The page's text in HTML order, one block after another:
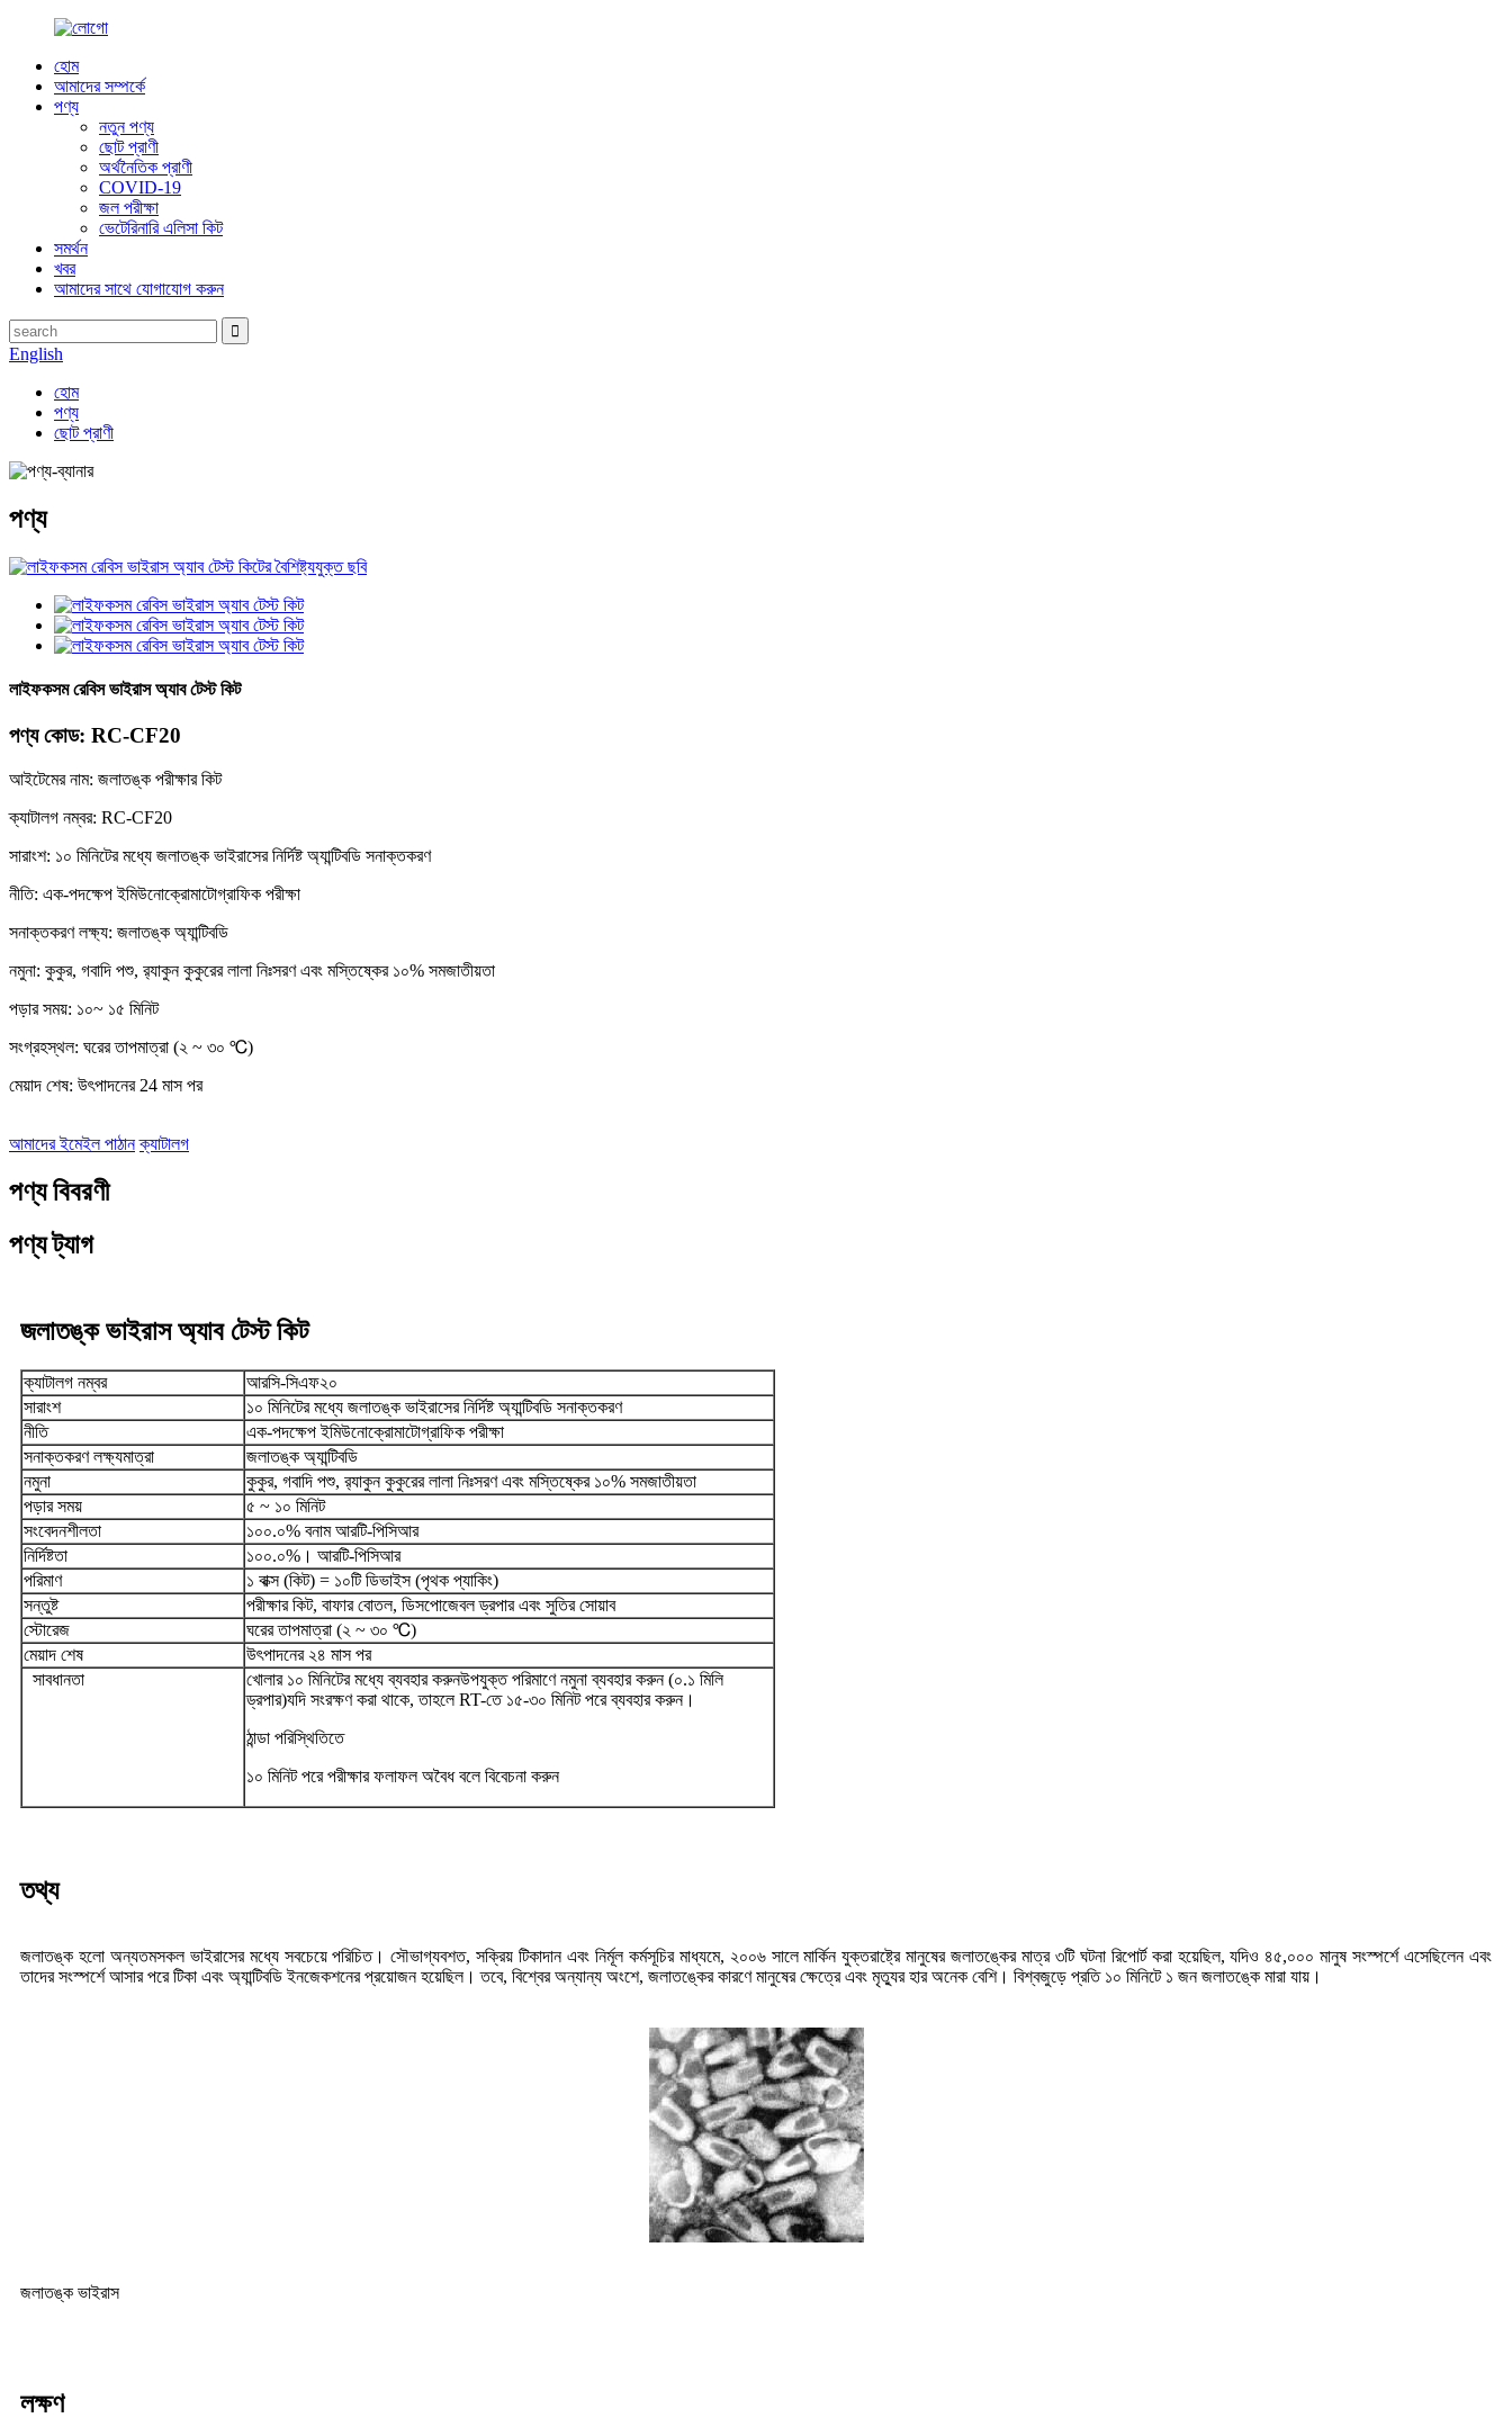
হোম
আমাদের সম্পর্কে
পণ্য
নতুন পণ্য
ছোট প্রাণী
অর্থনৈতিক প্রাণী
COVID-19
জল পরীক্ষা
ভেটেরিনারি এলিসা কিট
সমর্থন
খবর
আমাদের সাথে যোগাযোগ করুন
English
হোম
পণ্য
ছোট প্রাণী
পণ্য
লাইফকসম রেবিস ভাইরাস অ্যাব টেস্ট কিট
পণ্য কোড: RC-CF20
আইটেমের নাম: জলাতঙ্ক পরীক্ষার কিট
ক্যাটালগ নম্বর: RC-CF20
সারাংশ: ১০ মিনিটের মধ্যে জলাতঙ্ক ভাইরাসের নির্দিষ্ট অ্যান্টিবডি সনাক্তকরণ
নীতি: এক-পদক্ষেপ ইমিউনোক্রোমাটোগ্রাফিক পরীক্ষা
সনাক্তকরণ লক্ষ্য: জলাতঙ্ক অ্যান্টিবডি
নমুনা: কুকুর, গবাদি পশু, র‍্যাকুন কুকুরের লালা নিঃসরণ এবং মস্তিষ্কের ১০% সমজাতীয়তা
পড়ার সময়: ১০~ ১৫ মিনিট
সংগ্রহস্থল: ঘরের তাপমাত্রা (২ ~ ৩০ ℃)
মেয়াদ শেষ: উৎপাদনের 24 মাস পর
আমাদের ইমেইল পাঠান ক্যাটালগ
পণ্য বিবরণী
পণ্য ট্যাগ
জলাতঙ্ক ভাইরাস অ্যাব টেস্ট কিট
ক্যাটালগ নম্বর
আরসি-সিএফ২০
সারাংশ
১০ মিনিটের মধ্যে জলাতঙ্ক ভাইরাসের নির্দিষ্ট অ্যান্টিবডি সনাক্তকরণ
নীতি
এক-পদক্ষেপ ইমিউনোক্রোমাটোগ্রাফিক পরীক্ষা
সনাক্তকরণ লক্ষ্যমাত্রা
জলাতঙ্ক অ্যান্টিবডি
নমুনা
কুকুর, গবাদি পশু, র‍্যাকুন কুকুরের লালা নিঃসরণ এবং মস্তিষ্কের ১০% সমজাতীয়তা
পড়ার সময়
৫ ~ ১০ মিনিট
সংবেদনশীলতা
১০০.০% বনাম আরটি-পিসিআর
নির্দিষ্টতা
১০০.০%। আরটি-পিসিআর
পরিমাণ
১ বাক্স (কিট) = ১০টি ডিভাইস (পৃথক প্যাকিং)
সন্তুষ্ট
পরীক্ষার কিট, বাফার বোতল, ডিসপোজেবল ড্রপার এবং সুতির সোয়াব
স্টোরেজ
ঘরের তাপমাত্রা (২ ~ ৩০ ℃)
মেয়াদ শেষ
উৎপাদনের ২৪ মাস পর
সাবধানতা
খোলার ১০ মিনিটের মধ্যে ব্যবহার করুনউপযুক্ত পরিমাণে নমুনা ব্যবহার করুন (০.১ মিলি
ড্রপার)যদি সংরক্ষণ করা থাকে, তাহলে RT-তে ১৫-৩০ মিনিট পরে ব্যবহার করুন।
ঠান্ডা পরিস্থিতিতে
১০ মিনিট পরে পরীক্ষার ফলাফল অবৈধ বলে বিবেচনা করুন
তথ্য
জলাতঙ্ক হলো অন্যতমসকল ভাইরাসের মধ্যে সবচেয়ে পরিচিত। সৌভাগ্যবশত, সক্রিয় টিকাদান এবং নির্মূল কর্মসূচির মাধ্যমে, ২০০৬ সালে মার্কিন যুক্তরাষ্ট্রে মানুষের জলাতঙ্কের মাত্র ৩টি ঘটনা রিপোর্ট করা হয়েছিল, যদিও ৪৫,০০০ মানুষ সংস্পর্শে এসেছিলেন এবং
তাদের সংস্পর্শে আসার পরে টিকা এবং অ্যান্টিবডি ইনজেকশনের প্রয়োজন হয়েছিল। তবে, বিশ্বের অন্যান্য অংশে, জলাতঙ্কের কারণে মানুষের ক্ষেত্রে এবং মৃত্যুর হার অনেক বেশি। বিশ্বজুড়ে প্রতি ১০ মিনিটে ১ জন জলাতঙ্কে মারা যায়।
জলাতঙ্ক ভাইরাস
লক্ষণ